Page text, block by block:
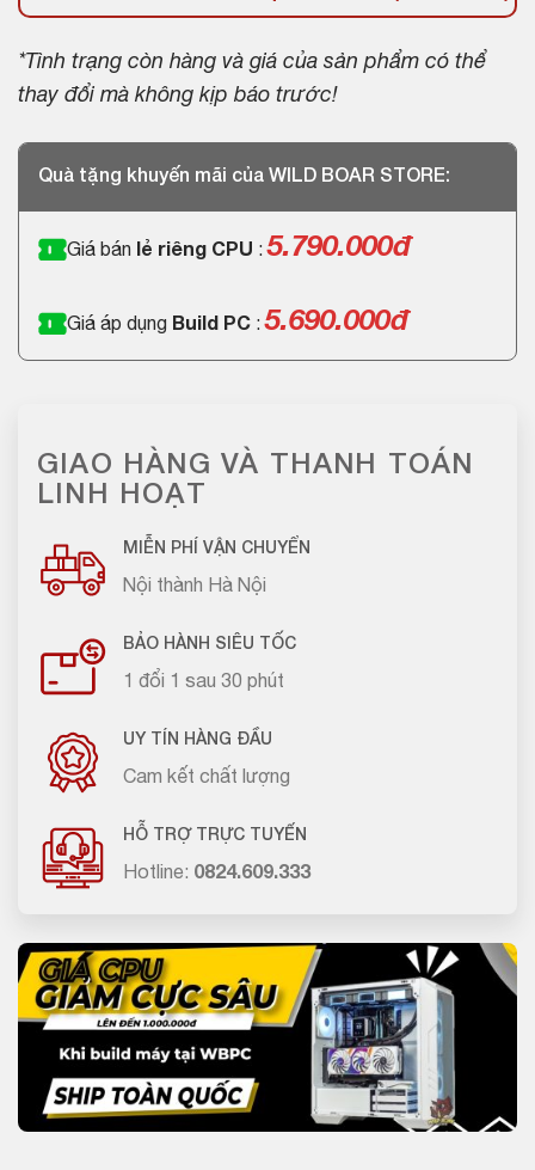
*Tình trạng còn hàng và giá của sản phẩm có thể
thay đổi mà không kịp báo trước!
Quà tặng khuyến mãi của WILD BOAR STORE:
Giá bán lẻ riêng CPU : 5.790.000đ
Giá áp dụng Build PC : 5.690.000đ
GIAO HÀNG VÀ THANH TOÁN
LINH HOẠT
MIỄN PHÍ VẬN CHUYỂN
Nội thành Hà Nội
BẢO HÀNH SIÊU TỐC
1 đổi 1 sau 30 phút
UY TÍN HÀNG ĐẦU
Cam kết chất lượng
HỖ TRỢ TRỰC TUYẾN
Hotline: 0824.609.333